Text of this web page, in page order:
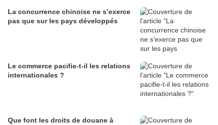
La concurrence chinoise ne s’exerce
pas que sur les pays développés
Le commerce pacifie-t-il les relations
internationales ?
Que font les droits de douane à